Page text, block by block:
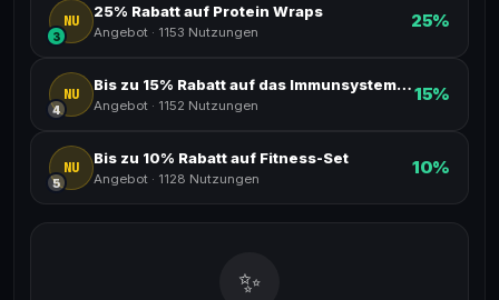
NU
3
25% Rabatt auf Protein Wraps
Angebot · 1153 Nutzungen
25%
NU
4
Bis zu 15% Rabatt auf das Immunsystem-Set
Angebot · 1152 Nutzungen
15%
NU
5
Bis zu 10% Rabatt auf Fitness-Set
Angebot · 1128 Nutzungen
10%
✨